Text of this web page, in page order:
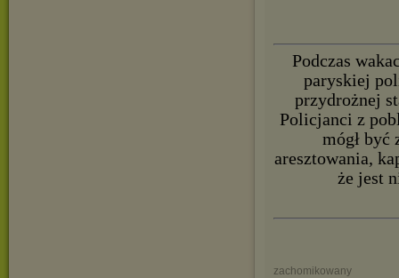
Podczas
paryskiej
przydrożnej
Policjanci z
mógł być
aresztowania,
że jest
zachomikowany